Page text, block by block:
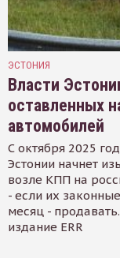
ЭСТОНИЯ
Власти
оставленных
автомобилей
С октября 2025
Эстонии начнет
возле КПП на
- если их
месяц -
издание ERR